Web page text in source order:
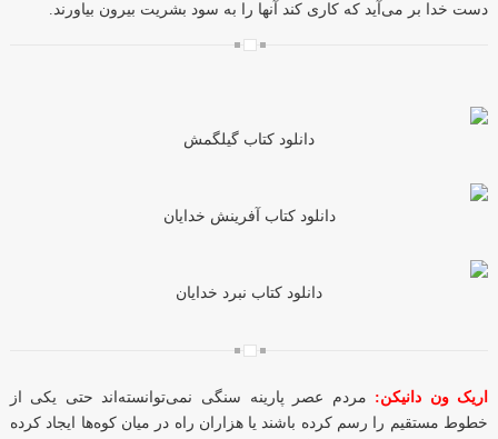
دست خدا بر می‌آید که کاری کند آنها را به سود بشریت بیرون بیاورند.
دانلود کتاب گیلگمش
دانلود کتاب آفرینش خدایان
دانلود کتاب نبرد خدایان
اریک ون دانیکن: مردم عصر پارینه سنگی نمی‌توانسته‌اند حتی یکی از
خطوط مستقیم را رسم کرده باشند یا هزاران راه در میان کوه‌ها ایجاد کرده